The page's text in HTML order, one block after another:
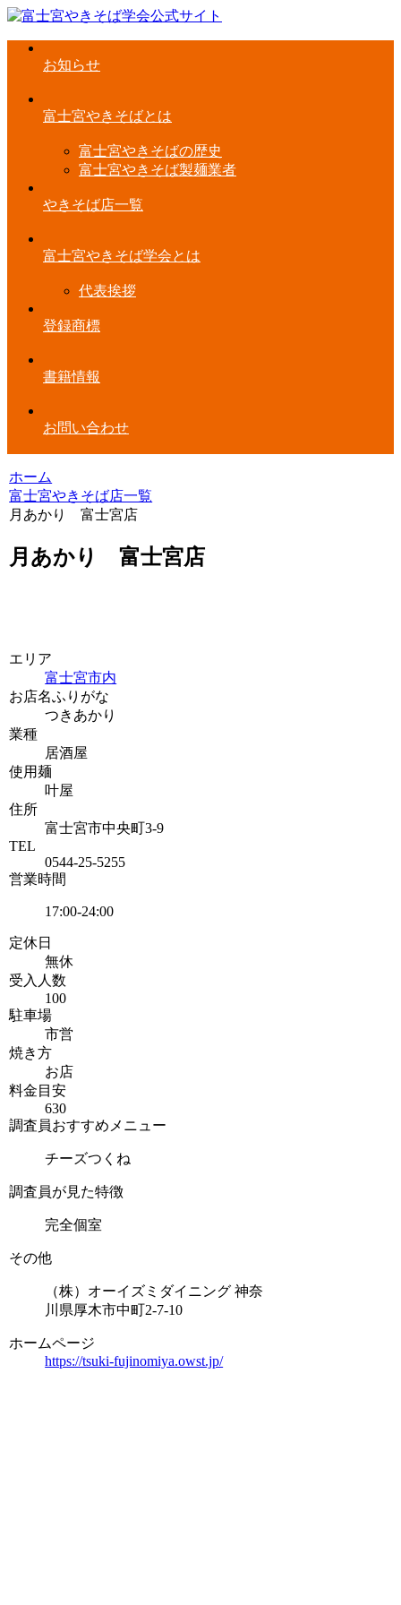
お知らせ
富士宮やきそばとは
富士宮やきそばの歴史
富士宮やきそば製麺業者
やきそば店一覧
富士宮やきそば学会とは
代表挨拶
登録商標
書籍情報
お問い合わせ
ホーム
富士宮やきそば店一覧
月あかり 富士宮店
月あかり 富士宮店
エリア
富士宮市内
お店名ふりがな
つきあかり
業種
居酒屋
使用麺
叶屋
住所
富士宮市中央町3-9
TEL
0544-25-5255
営業時間
17:00-24:00
定休日
無休
受入人数
100
駐車場
市営
焼き方
お店
料金目安
630
調査員おすすめメニュー
チーズつくね
調査員が見た特徴
完全個室
その他
（株）オーイズミダイニング 神奈
川県厚木市中町2-7-10
ホームページ
https://tsuki-fujinomiya.owst.jp/